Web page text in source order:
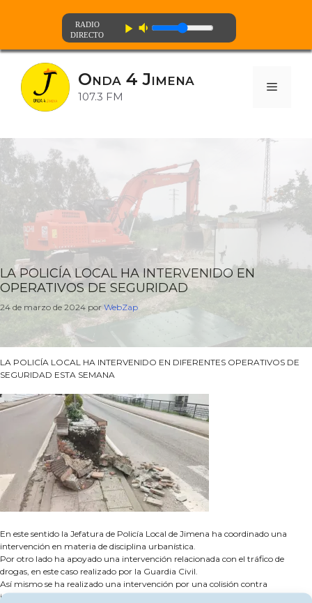
Saltar
contenido
play_arrow volume_down
Onda 4 Jimena
107.3 FM
Menú
LA POLICÍA LOCAL HA INTERVENIDO EN
OPERATIVOS DE SEGURIDAD
24 de marzo de 2024 porWebZap
LA POLICÍA LOCAL HA INTERVENIDO EN DIFERENTES OPERATIVOS DE
SEGURIDAD ESTA SEMANA
En este sentido la Jefatura de Policía Local de Jimena ha coordinado una
intervención en materia de disciplina urbanística.
Por otro lado ha apoyado una intervención relacionada con el tráfico de
drogas, en este caso realizado por la Guardia Civil.
Así mismo se ha realizado una intervención por una colisión contra
infraestructura pública debido a estado de embriaguez del conductor.